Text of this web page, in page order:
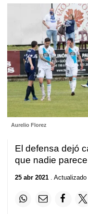
Aurelio Florez
El defensa dejó
que nadie
25 abr 2021 .